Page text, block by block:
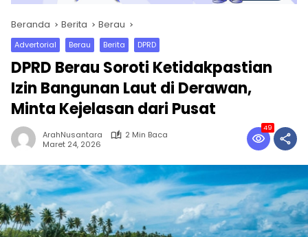
Beranda Berita Berau
Advertorial Berau Berita DPRD
DPRD Berau Soroti Ketidakpastian
Izin Bangunan Laut di Derawan,
Minta Kejelasan dari Pusat
ArahNusantara
2 Min Baca
Maret 24, 2026
49